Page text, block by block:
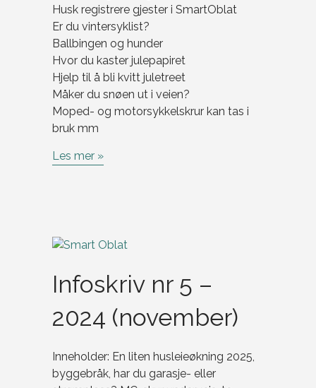
Husk registrere gjester i SmartOblat
Er du vintersyklist?
Ballbingen og hunder
Hvor du kaster julepapiret
Hjelp til å bli kvitt juletreet
Måker du snøen ut i veien?
Moped- og motorsykkelskrur kan tas i
bruk mm
Les mer »
Infoskriv nr 5 –
2024 (november)
Inneholder: En liten husleieøkning 2025,
byggebråk, har du garasje- eller